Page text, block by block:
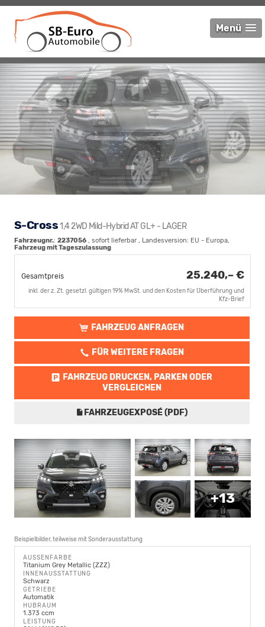
Menü
S-Cross1,4 2WD Mild-Hybrid AT GL+ - LAGER
Fahrzeugnr.: 2237056 , sofort lieferbar , Landesversion: EU - Europa,
Fahrzeug mit Tageszulassung
Gesamtpreis 25.240,– €
inkl. der z. Zt. gesetzl. gültigen 19% MwSt. und den Kosten für Überführung und
Kfz-Brief
FAHRZEUG ANFRAGEN
FÜR WEITERE FRAGEN
FAHRZEUG DRUCKEN, PARKEN ODER
VERGLEICHEN
FAHRZEUGEXPOSÉ (PDF)
+13
Beispielbilder, teilweise mit Sonderausstattung
AUSSENFARBE
Titanium Grey Metallic (ZZZ)
INNENAUSSTATTUNG
Schwarz
GETRIEBE
Automatik
HUBRAUM
1.373 ccm
LEISTUNG